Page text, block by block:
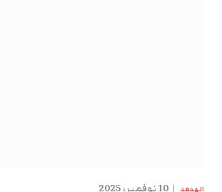
الهدهد 10 نوفمبر، 2025